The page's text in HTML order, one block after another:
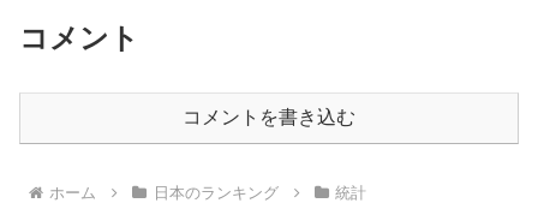
コメント
コメントを書き込む
ホーム 日本のランキング 統計